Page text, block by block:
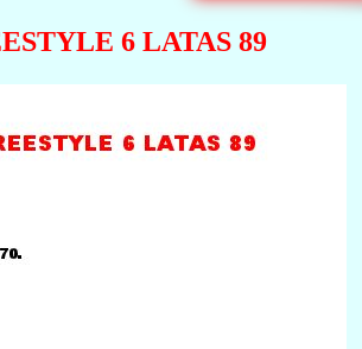
6 LATAS 89